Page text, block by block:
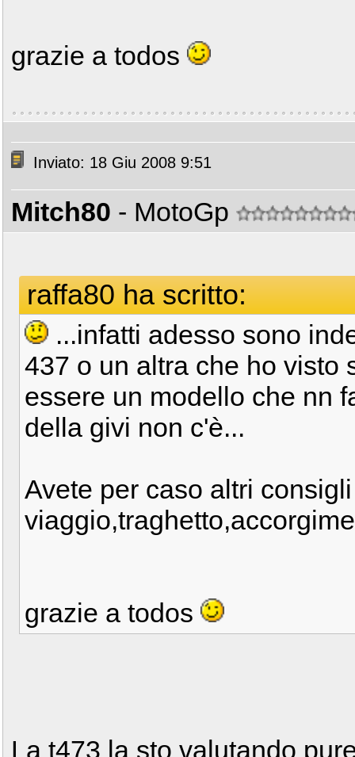
grazie a todos
Inviato: 18 Giu 2008 9:51
Mitch80 - MotoGp
raffa80 ha scritto:
...infatti adesso sono
437 o un altra che ho visto
essere un modello che nn
della givi non c'è...
Avete per caso altri
grazie a todos
La t473 la sto valutando